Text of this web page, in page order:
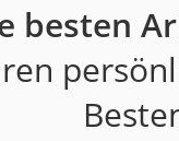
besten